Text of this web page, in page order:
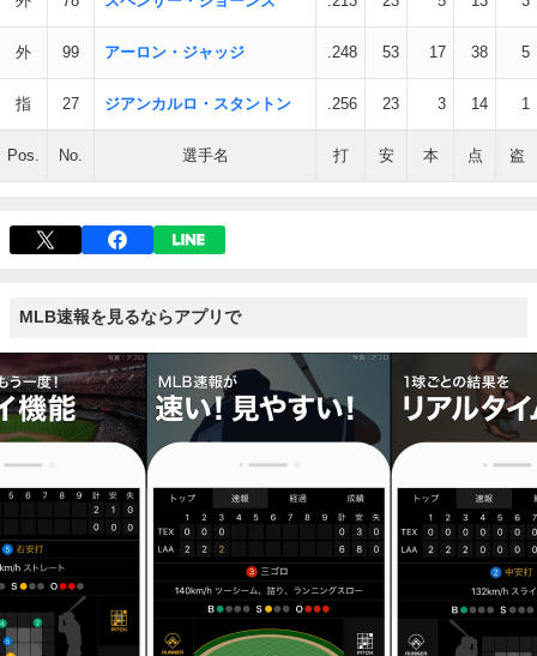
外 99 アーロン・ジャッジ .248 53 17 38 5
指 27 ジアンカルロ・スタントン .256 23 3 14 1
Pos. No. 選手名 打 安 本 点 盗
MLB速報を見るならアプリで